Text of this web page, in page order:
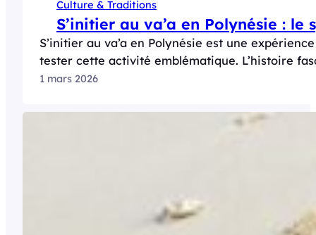
Culture & Traditions
S’initier au va’a en Polynésie :
S’initier au va’a en Polynésie est une
tester cette activité emblématique. L’histoire
1 mars 2026